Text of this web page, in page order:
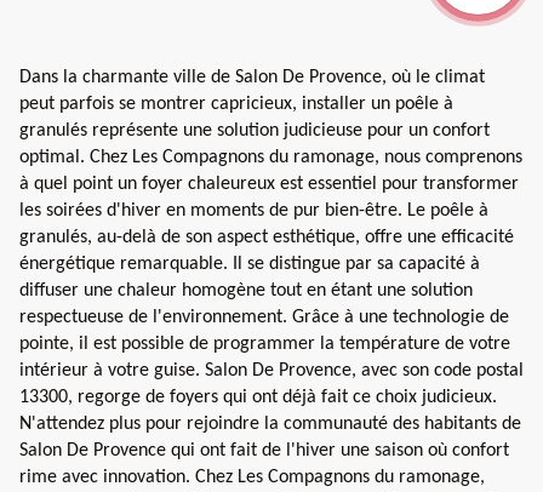
Dans la charmante ville de Salon De Provence, où le climat
peut parfois se montrer capricieux, installer un poêle à
granulés représente une solution judicieuse pour un confort
optimal. Chez Les Compagnons du ramonage, nous comprenons
à quel point un foyer chaleureux est essentiel pour transformer
les soirées d'hiver en moments de pur bien-être. Le poêle à
granulés, au-delà de son aspect esthétique, offre une efficacité
énergétique remarquable. Il se distingue par sa capacité à
diffuser une chaleur homogène tout en étant une solution
respectueuse de l'environnement. Grâce à une technologie de
pointe, il est possible de programmer la température de votre
intérieur à votre guise. Salon De Provence, avec son code postal
13300, regorge de foyers qui ont déjà fait ce choix judicieux.
N'attendez plus pour rejoindre la communauté des habitants de
Salon De Provence qui ont fait de l'hiver une saison où confort
rime avec innovation. Chez Les Compagnons du ramonage,